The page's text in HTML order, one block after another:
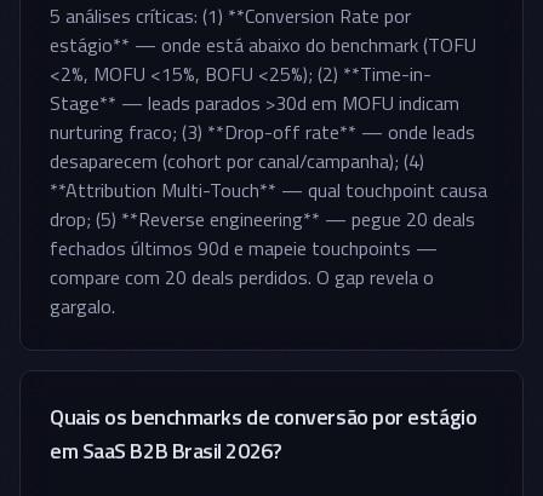
5 análises críticas: (1) **Conversion Rate por
estágio** — onde está abaixo do benchmark (TOFU
<2%, MOFU <15%, BOFU <25%); (2) **Time-in-
Stage** — leads parados >30d em MOFU indicam
nurturing fraco; (3) **Drop-off rate** — onde leads
desaparecem (cohort por canal/campanha); (4)
**Attribution Multi-Touch** — qual touchpoint causa
drop; (5) **Reverse engineering** — pegue 20 deals
fechados últimos 90d e mapeie touchpoints —
compare com 20 deals perdidos. O gap revela o
gargalo.
Quais os benchmarks de conversão por estágio
em SaaS B2B Brasil 2026?